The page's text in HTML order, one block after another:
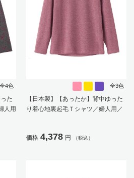
全4色
た
人用
全3色
【日本製】【あったか】背中ゆった
り着心地裏起毛Ｔシャツ／婦人用／
でにくい／後ろ長め／名前記入欄付
価格 4,378 円 （税込）